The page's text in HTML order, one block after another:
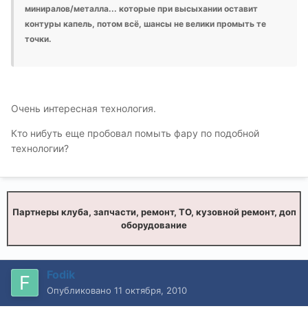
миниралов/металла... которые при высыхании оставит
контуры капель, потом всё, шансы не велики промыть те
точки.
Очень интересная технология.
Кто нибуть еще пробовал помыть фару по подобной
технологии?
Партнеры клуба, запчасти, ремонт, ТО, кузовной ремонт, доп
оборудование
Fodik
Опубликовано 11 октября, 2010